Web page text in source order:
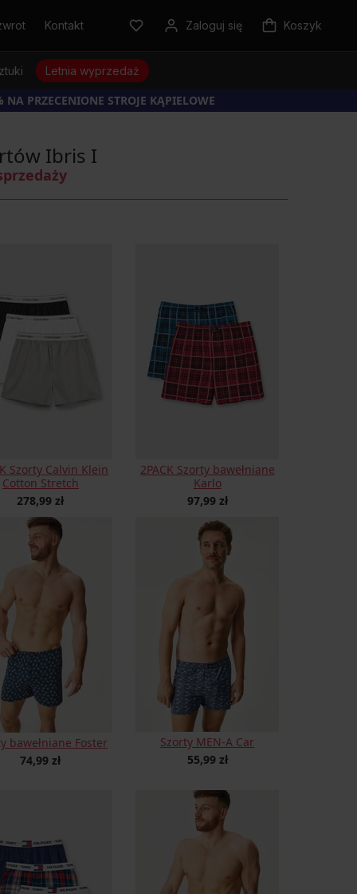
Kontakt Zaloguj się Koszyk
Letnia wyprzedaż
PRZECENIONE STROJE KĄPIELOWE
Ibris I
Szorty Calvin Klein
Cotton Stretch
278,99 zł
2PACK Szorty bawełniane
Karlo
97,99 zł
bawełniane Foster
74,99 zł
Szorty MEN-A Car
55,99 zł